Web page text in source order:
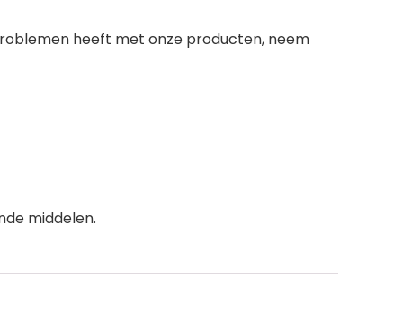
heeft met onze producten, neem
middelen.